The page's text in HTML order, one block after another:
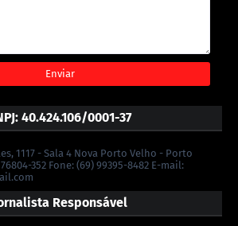
40.424.106/0001-37
1117 - Sala 4 Nova Porto Velho - Porto
352 Fone: (69) 99395-8482 E-mail:
Responsável